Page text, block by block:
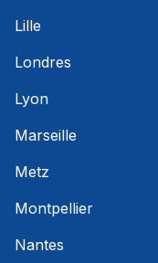
Lille
Londres
Lyon
Marseille
Metz
Montpellier
Nantes